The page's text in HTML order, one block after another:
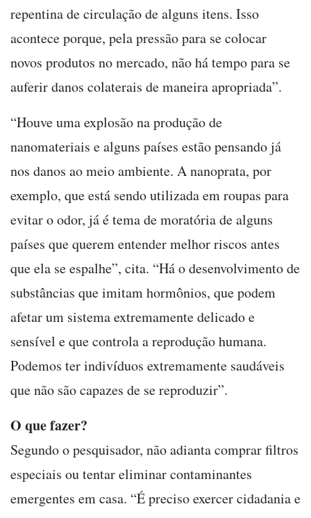
repentina de circulação de alguns itens. Isso
acontece porque, pela pressão para se colocar
novos produtos no mercado, não há tempo para se
auferir danos colaterais de maneira apropriada”.
“Houve uma explosão na produção de
nanomateriais e alguns países estão pensando já
nos danos ao meio ambiente. A nanoprata, por
exemplo, que está sendo utilizada em roupas para
evitar o odor, já é tema de moratória de alguns
países que querem entender melhor riscos antes
que ela se espalhe”, cita. “Há o desenvolvimento de
substâncias que imitam hormônios, que podem
afetar um sistema extremamente delicado e
sensível e que controla a reprodução humana.
Podemos ter indivíduos extremamente saudáveis
que não são capazes de se reproduzir”.
O que fazer?
Segundo o pesquisador, não adianta comprar filtros
especiais ou tentar eliminar contaminantes
emergentes em casa. “É preciso exercer cidadania e